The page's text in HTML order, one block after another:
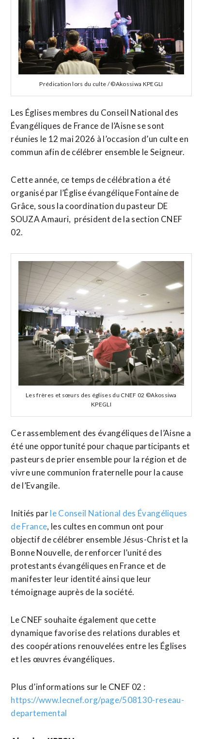
Prédication lors du culte / ©Akossiwa KPEGLI
Les Églises membres du Conseil National des
Évangéliques de France de l’Aisne se sont
réunies le 12 mai 2026 à l’occasion d’un culte en
commun afin de célébrer ensemble le Seigneur.
Cette année, ce temps de célébration a été
organisé par l’Église évangélique Fontaine de
Grâce, sous la coordination du pasteur DE
SOUZA Amauri, président de la section CNEF
02.
Les frères et sœurs des églises du CNEF 02 ©Akossiwa
KPEGLI
Ce rassemblement des évangéliques de l’Aisne a
été une opportunité pour chaque participants et
pasteurs de prier ensemble pour la région et de
vivre une communion fraternelle pour la cause
de l’Evangile.
Initiés parle Conseil National des Évangéliques
de France, les cultes en commun ont pour
objectif de célébrer ensemble Jésus-Christ et la
Bonne Nouvelle, de renforcer l’unité des
protestants évangéliques en France et de
manifester leur identité ainsi que leur
témoignage auprès de la société.
Le CNEF souhaite également que cette
dynamique favorise des relations durables et
des coopérations renouvelées entre les Églises
et les œuvres évangéliques.
Plus d’informations sur le CNEF 02 :
https://www.lecnef.org/page/508130-reseau-
departemental